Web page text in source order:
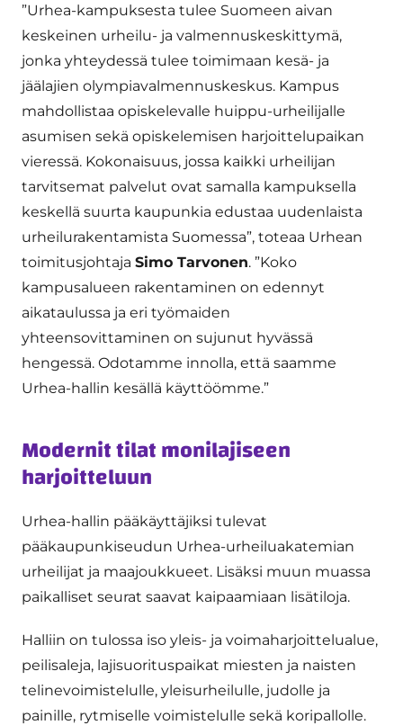
”Urhea-kampuksesta tulee Suomeen aivan
keskeinen urheilu- ja valmennuskeskittymä,
jonka yhteydessä tulee toimimaan kesä- ja
jäälajien olympiavalmennuskeskus. Kampus
mahdollistaa opiskelevalle huippu-urheilijalle
asumisen sekä opiskelemisen harjoittelupaikan
vieressä. Kokonaisuus, jossa kaikki urheilijan
tarvitsemat palvelut ovat samalla kampuksella
keskellä suurta kaupunkia edustaa uudenlaista
urheilurakentamista Suomessa”, toteaa Urhean
toimitusjohtaja Simo Tarvonen. ”Koko
kampusalueen rakentaminen on edennyt
aikataulussa ja eri työmaiden
yhteensovittaminen on sujunut hyvässä
hengessä. Odotamme innolla, että saamme
Urhea-hallin kesällä käyttöömme.”
Modernit tilat monilajiseen
harjoitteluun
Urhea-hallin pääkäyttäjiksi tulevat
pääkaupunkiseudun Urhea-urheiluakatemian
urheilijat ja maajoukkueet. Lisäksi muun muassa
paikalliset seurat saavat kaipaamiaan lisätiloja.
Halliin on tulossa iso yleis- ja voimaharjoittelualue,
peilisaleja, lajisuorituspaikat miesten ja naisten
telinevoimistelulle, yleisurheilulle, judolle ja
painille, rytmiselle voimistelulle sekä koripallolle.